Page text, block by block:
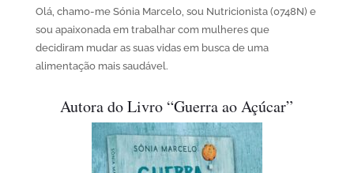
Olá, chamo-me Sónia Marcelo, sou Nutricionista (0748N) e
sou apaixonada em trabalhar com mulheres que
decidiram mudar as suas vidas em busca de uma
alimentação mais saudável.
Autora do Livro “Guerra ao Açúcar”